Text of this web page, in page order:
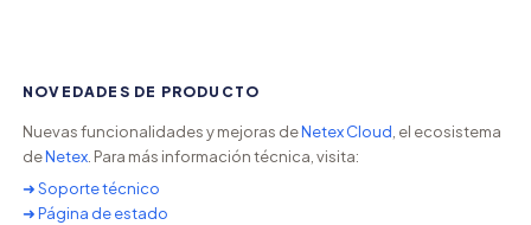
NOVEDADES DE PRODUCTO
Nuevas funcionalidades y mejoras deNetex Cloud , el ecosistema
deNetex. Para más información técnica, visita:
➜ Soporte técnico
➜ Página de estado